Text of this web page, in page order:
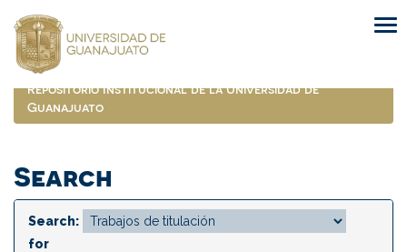
navigation
Repositorio Institucional de la Universidad de
Guanajuato
Search
Search:
for